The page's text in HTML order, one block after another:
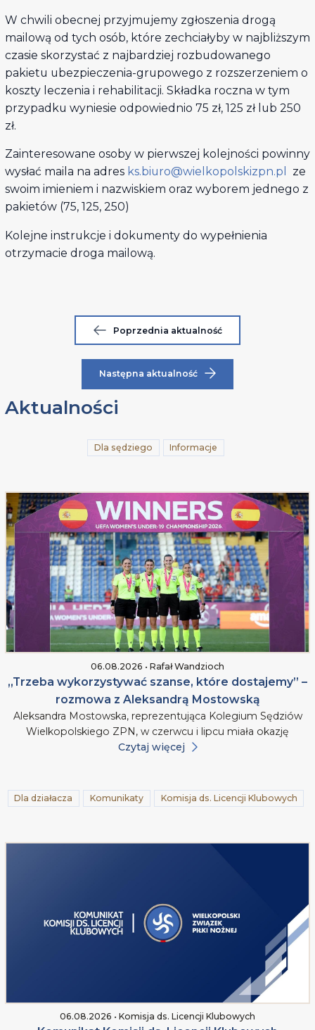
W chwili obecnej przyjmujemy zgłoszenia drogą
mailową od tych osób, które zechciałyby w najbliższym
czasie skorzystać z najbardziej rozbudowanego
pakietu ubezpieczenia-grupowego z rozszerzeniem o
koszty leczenia i rehabilitacji. Składka roczna w tym
przypadku wyniesie odpowiednio 75 zł, 125 zł lub 250
zł.
Zainteresowane osoby w pierwszej kolejności powinny
wysłać maila na adres ks.biuro@wielkopolskizpn.pl
ze
swoim imieniem i nazwiskiem oraz wyborem jednego z
pakietów (75, 125, 250)
Kolejne instrukcje i dokumenty do wypełnienia
otrzymacie droga mailową.
Poprzednia aktualność
Następna aktualność
Aktualności
Dla sędziego Informacje
06.08.2026 • Rafał Wandzioch
„Trzeba wykorzystywać szanse, które dostajemy” –
rozmowa z Aleksandrą Mostowską
Aleksandra Mostowska, reprezentująca Kolegium Sędziów
Wielkopolskiego ZPN, w czerwcu i lipcu miała okazję
Czytaj więcej
Dla działacza Komunikaty Komisja ds. Licencji Klubowych
06.08.2026 • Komisja ds. Licencji Klubowych